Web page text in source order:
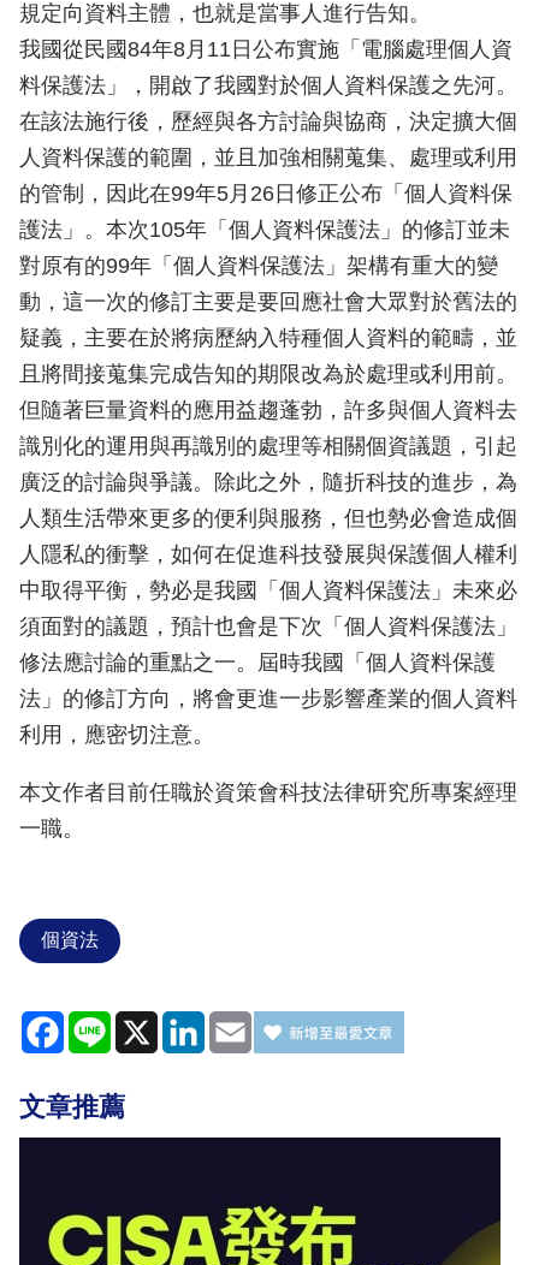
規定向資料主體，也就是當事人進行告知。
我國從民國84年8月11日公布實施「電腦處理個人資
料保護法」，開啟了我國對於個人資料保護之先河。
在該法施行後，歷經與各方討論與協商，決定擴大個
人資料保護的範圍，並且加強相關蒐集、處理或利用
的管制，因此在99年5月26日修正公布「個人資料保
護法」。本次105年「個人資料保護法」的修訂並未
對原有的99年「個人資料保護法」架構有重大的變
動，這一次的修訂主要是要回應社會大眾對於舊法的
疑義，主要在於將病歷納入特種個人資料的範疇，並
且將間接蒐集完成告知的期限改為於處理或利用前。
但隨著巨量資料的應用益趨蓬勃，許多與個人資料去
識別化的運用與再識別的處理等相關個資議題，引起
廣泛的討論與爭議。除此之外，隨折科技的進步，為
人類生活帶來更多的便利與服務，但也勢必會造成個
人隱私的衝擊，如何在促進科技發展與保護個人權利
中取得平衡，勢必是我國「個人資料保護法」未來必
須面對的議題，預計也會是下次「個人資料保護法」
修法應討論的重點之一。屆時我國「個人資料保護
法」的修訂方向，將會更進一步影響產業的個人資料
利用，應密切注意。
本文作者目前任職於資策會科技法律研究所專案經理
一職。
個資法
Facebook
Line X LinkedIn
Email
文章推薦